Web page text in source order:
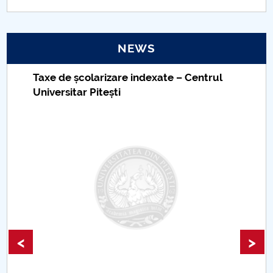
Proiect SU-ETIC
IOSUD/CSUD – PhD studies
Comisie de etica unversitară
Evenimente CUP
NEWS
Taxe de școlarizare indexate – Centrul
Universitar Pitești
< >